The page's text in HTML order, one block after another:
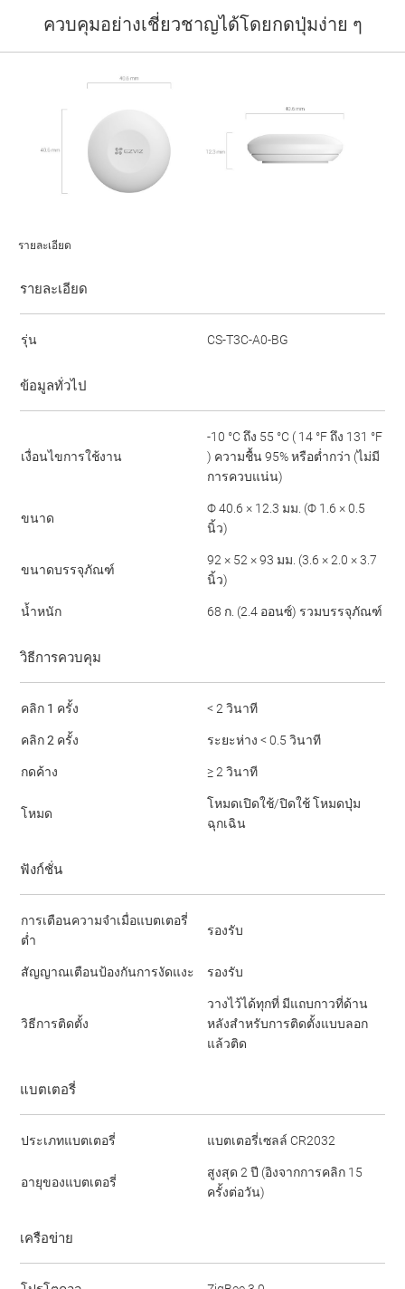
ควบคุมอย่างเชี่ยวชาญได้โดยกดปุ่มง่าย ๆ
รายละเอียด
รายละเอียด
รุ่น CS-T3C-A0-BG
ข้อมูลทั่วไป
เงื่อนไขการใช้งาน
-10 °C ถึง 55 °C ( 14 °F ถึง 131 °F
) ความชื้น 95% หรือต่ำกว่า (ไม่มี
การควบแน่น)
ขนาด
Φ 40.6 × 12.3 มม. (Φ 1.6 × 0.5
นิ้ว)
ขนาดบรรจุภัณฑ์
92 × 52 × 93 มม. (3.6 × 2.0 × 3.7
นิ้ว)
น้ำหนัก 68 ก. (2.4 ออนซ์) รวมบรรจุภัณฑ์
วิธีการควบคุม
คลิก 1 ครั้ง < 2 วินาที
คลิก 2 ครั้ง ระยะห่าง < 0.5 วินาที
กดค้าง ≥ 2 วินาที
โหมด
โหมดเปิดใช้/ปิดใช้ โหมดปุ่ม
ฉุกเฉิน
ฟังก์ชั่น
การเตือนความจำเมื่อแบตเตอรี่
ต่ำ
รองรับ
สัญญาณเตือนป้องกันการงัดแงะ รองรับ
วิธีการติดตั้ง
วางไว้ได้ทุกที่ มีแถบกาวที่ด้าน
หลังสำหรับการติดตั้งแบบลอก
แล้วติด
แบตเตอรี่
ประเภทแบตเตอรี่ แบตเตอรี่เซลล์ CR2032
อายุของแบตเตอรี่
สูงสุด 2 ปี (อิงจากการคลิก 15
ครั้งต่อวัน)
เครือข่าย